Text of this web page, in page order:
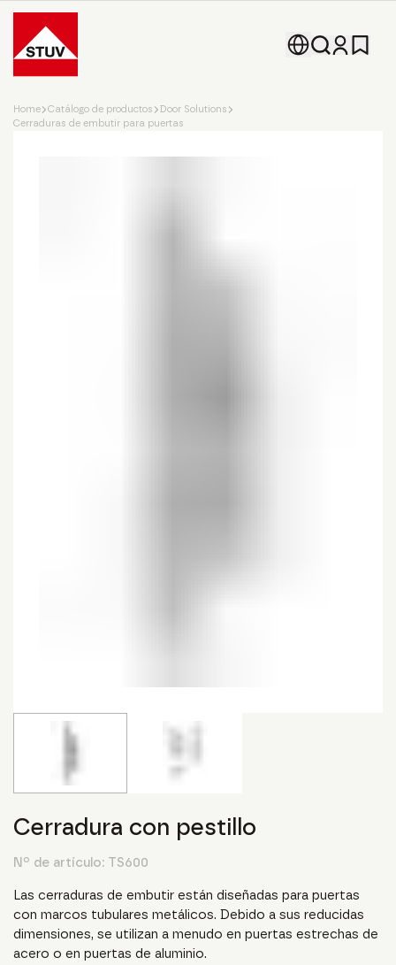
Go To the Homepage
Home Catálogo de productos
Door Solutions
Cerraduras de embutir para puertas
Cerradura con pestillo
Nº de artículo: TS600
Las cerraduras de embutir están diseñadas para puertas
con marcos tubulares metálicos. Debido a sus reducidas
dimensiones, se utilizan a menudo en puertas estrechas de
acero o en puertas de aluminio.